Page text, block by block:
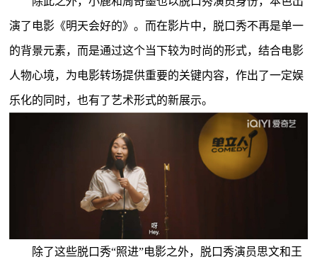
演了电影《明天会好的》。而在影片中，脱口秀不再是单一
的背景元素，而是通过这个当下较为时尚的形式，结合电影
人物心境，为电影转场提供重要的关键内容，作出了一定娱
乐化的同时，也有了艺术形式的新展示。
除了这些脱口秀“照进”电影之外，脱口秀演员思文和王